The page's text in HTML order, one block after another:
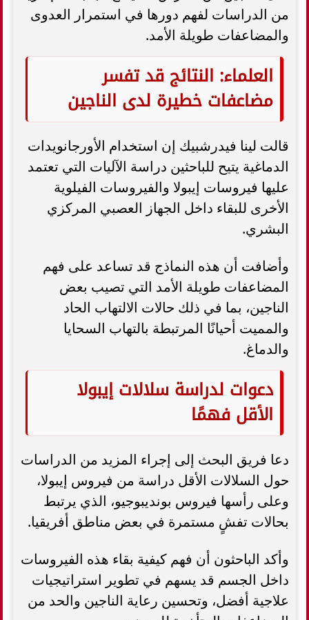
من الدراسات لفهم دورها في استمرار العدوى
والمضاعفات طويلة الأمد.
العلماء: النتائج قد تفسر
مضاعفات خطيرة لدى الناجين
قالت لينا فيدرشبيك إن استخدام الأورجانويدات
الدماغية يتيح للباحثين دراسة الآليات التي تعتمد
عليها فيروسات إيبولا والفيروسات الفيلوية
الأخرى للبقاء داخل الجهاز العصبي المركزي
البشري.
وأضافت أن هذه النماذج قد تساعد على فهم
المضاعفات طويلة الأمد التي تصيب بعض
الناجين، بما في ذلك حالات الالتهاب الحاد
والمميت أحيانًا المرتبطة بالتهاب السحايا
والدماغ.
دعوات لدراسة سلالات إيبولا
الأقل فهمًا
دعا فريق البحث إلى إجراء المزيد من الدراسات
حول السلالات الأقل دراسة من فيروس إيبولا،
وعلى رأسها فيروس بونديبوجيو، الذي يرتبط
بحالات تفشٍ مستمرة في بعض مناطق أفريقيا.
وأكد الباحثون أن فهم كيفية بقاء هذه الفيروسات
داخل الجسم قد يسهم في تطوير استراتيجيات
علاجية أفضل، وتحسين رعاية الناجين والحد من